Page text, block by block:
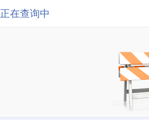
正在查询中